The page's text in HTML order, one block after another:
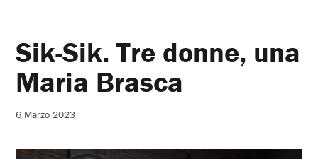
Sik-Sik. Tre donne, una
Maria Brasca
6 Marzo 2023